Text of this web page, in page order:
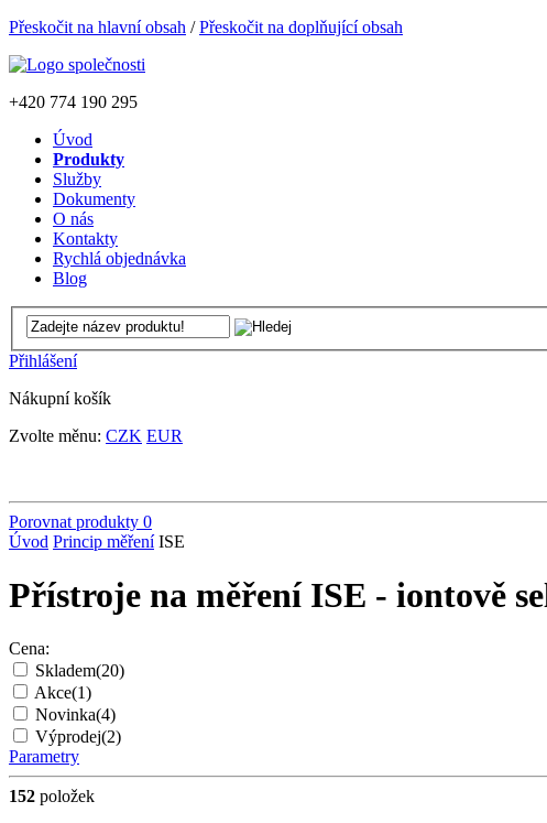
Přeskočit na hlavní obsah /Přeskočit na doplňující obsah
+420 774 190 295
Úvod
Produkty
Služby
Dokumenty
O nás
Kontakty
Rychlá objednávka
Blog
Přihlášení
Nákupní košík
Zvolte měnu: CZK EUR
Porovnat produkty 0
Úvod Princip měření ISE
Přístroje na měření ISE - iontově
Cena:
Skladem(20)
Akce(1)
Novinka(4)
Výprodej(2)
Parametry
152 položek